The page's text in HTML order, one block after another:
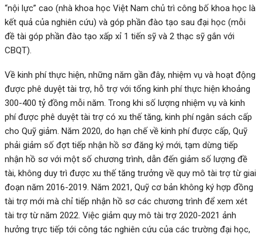
“nội lực” cao (nhà khoa học Việt Nam chủ trì công bố khoa học là
kết quả của nghiên cứu) và góp phần đào tạo sau đại học (mỗi
đề tài góp phần đào tạo xấp xỉ 1 tiến sỹ và 2 thạc sỹ gắn với
CBQT).
Về kinh phí thực hiện, những năm gần đây, nhiệm vụ và hoạt động
được phê duyệt tài trợ, hỗ trợ với tổng kinh phí thực hiện khoảng
300-400 tỷ đồng mỗi năm. Trong khi số lượng nhiệm vụ và kinh
phí được phê duyệt tài trợ có xu thế tăng, kinh phí ngân sách cấp
cho Quỹ giảm. Năm 2020, do hạn chế về kinh phí được cấp, Quỹ
phải giảm số đợt tiếp nhận hồ sơ đăng ký mới, tạm dừng tiếp
nhận hồ sơ với một số chương trình, dẫn đến giảm số lượng đề
tài, không duy trì được xu thế tăng trưởng về quy mô tài trợ từ giai
đoạn năm 2016-2019. Năm 2021, Quỹ cơ bản không ký hợp đồng
tài trợ mới mà chỉ tiếp nhận hồ sơ các chương trình để xem xét
tài trợ từ năm 2022. Việc giảm quy mô tài trợ 2020-2021 ảnh
hưởng trực tiếp tới công tác nghiên cứu của các trường đại học,